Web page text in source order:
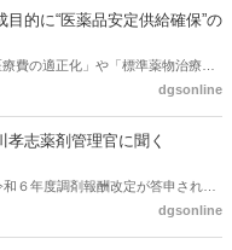
関わる政策に広く・深く関わってき
期待には熱いものがある。不透明
者サービスのトリプル改定等へ
しといってもいいだろう。本稿で
目的に“医薬品安定供給確保”の
費の適正化」や「標準薬物治療の
多かった地域フォーミュラリの作
22日に開かれた「日本フォーミュ
確保への強い要望があったことを
３成分について銘柄を含めて選定
dgsonline
孝志薬剤管理官に聞く
和６年度調剤報酬改定が答申され
医療課・薬剤管理官の安川孝志氏
dgsonline